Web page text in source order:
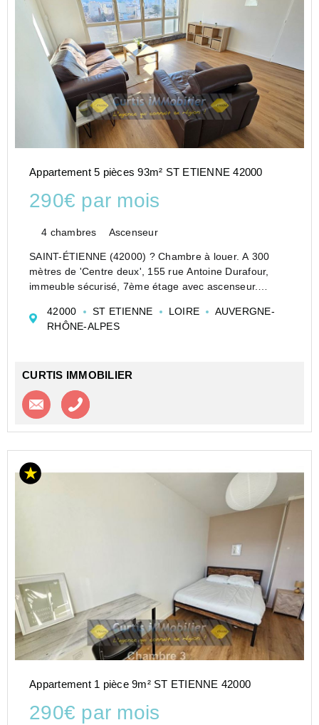
Appartement 5 pièces 93m² ST ETIENNE 42000
290€ par mois
4 chambres Ascenseur
SAINT-ÉTIENNE (42000) ? Chambre à louer. A 300
mètres de 'Centre deux', 155 rue Antoine Durafour,
immeuble sécurisé, 7ème étage avec ascenseur.
appartement en colocation, entièrement neuf. Idéal
pour étud...
42000 ST ETIENNE LOIRE
AUVERGNE-
RHÔNE-ALPES
CURTIS IMMOBILIER
Contacter l'agence
Appartement 1 pièce 9m² ST ETIENNE 42000
290€ par mois